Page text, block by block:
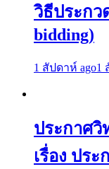
วิธีประกว
bidding)
1 สัปดาห์ ago1
ประกาศวิ
เรื่อง ปร